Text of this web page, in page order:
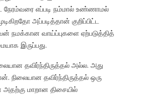
நேரம்வரை எப்படி நம்மால் உண்ணாமல்
அப்படித்தான் குறிப்பிட்ட
நமக்கான வாய்ப்புகளை ஏற்படுத்தித்
இருப்பது.
தவிர்ந்திருத்தல் அல்ல. அது
நிலையான தவிர்ந்திருத்தல் ஒரு
மாறான திசையில்